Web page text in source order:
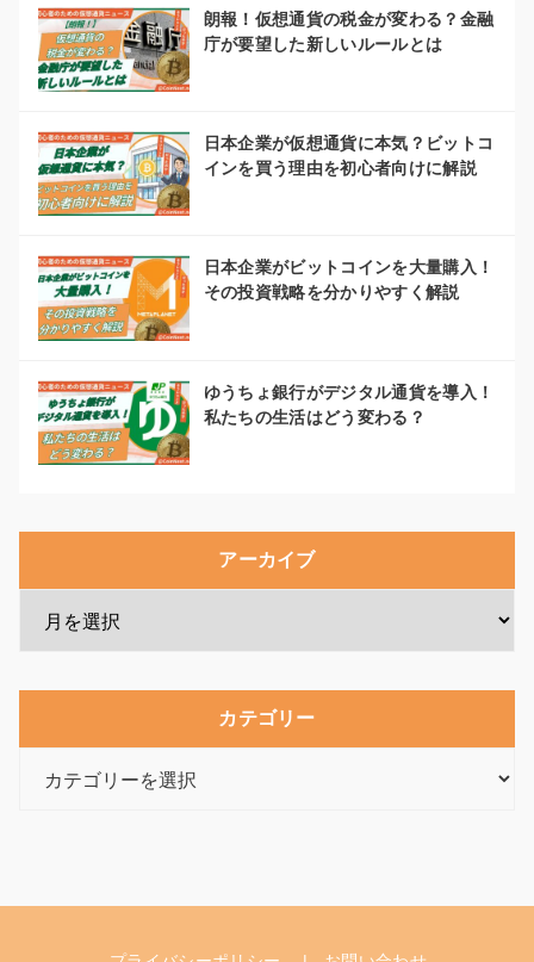
朗報！仮想通貨の税金が変わる？金融
庁が要望した新しいルールとは
日本企業が仮想通貨に本気？ビットコ
インを買う理由を初心者向けに解説
日本企業がビットコインを大量購入！
その投資戦略を分かりやすく解説
ゆうちょ銀行がデジタル通貨を導入！
私たちの生活はどう変わる？
アーカイブ
カテゴリー